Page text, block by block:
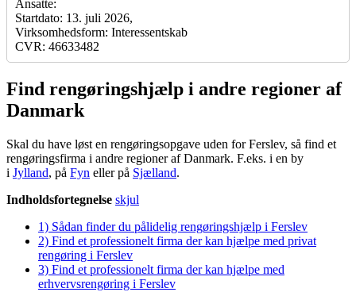
Ansatte:
Startdato: 13. juli 2026,
Virksomhedsform: Interessentskab
CVR: 46633482
Find rengøringshjælp i andre regioner af
Danmark
Skal du have løst en rengøringsopgave uden for Ferslev, så find et
rengøringsfirma i andre regioner af Danmark. F.eks. i en by
i Jylland, på Fyn eller på Sjælland.
Indholdsfortegnelse skjul
1) Sådan finder du pålidelig rengøringshjælp i Ferslev
2) Find et professionelt firma der kan hjælpe med privat
rengøring i Ferslev
3) Find et professionelt firma der kan hjælpe med
erhvervsrengøring i Ferslev